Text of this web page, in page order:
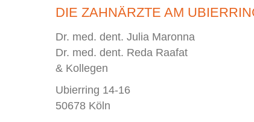
DIE ZAHNÄRZTE AM
Dr. med. dent. Julia Maronna
Dr. med. dent. Reda Raafat
& Kollegen
Ubierring 14-16
50678 Köln